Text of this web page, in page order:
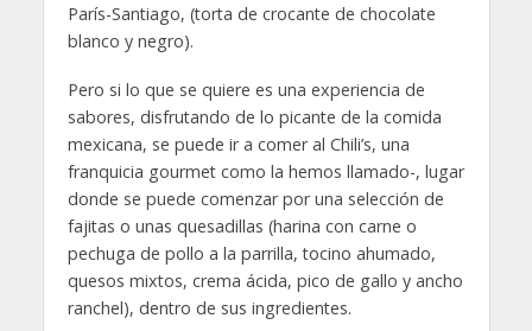
París-Santiago, (torta de crocante de chocolate
blanco y negro).
Pero si lo que se quiere es una experiencia de
sabores, disfrutando de lo picante de la comida
mexicana, se puede ir a comer al Chili’s, una
franquicia gourmet como la hemos llamado-, lugar
donde se puede comenzar por una selección de
fajitas o unas quesadillas (harina con carne o
pechuga de pollo a la parrilla, tocino ahumado,
quesos mixtos, crema ácida, pico de gallo y ancho
ranchel), dentro de sus ingredientes.